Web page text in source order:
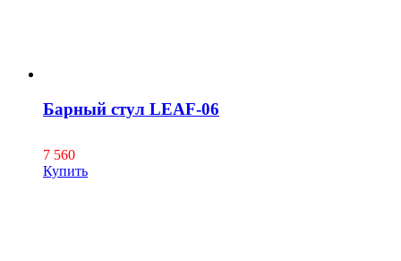
Барный стул LEAF-06
7 560
Купить